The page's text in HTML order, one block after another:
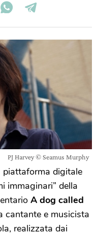
PJ Harvey © Seamus Murphy
piattaforma digitale
immaginari” della
A dog called
cantante e musicista
realizzata dai